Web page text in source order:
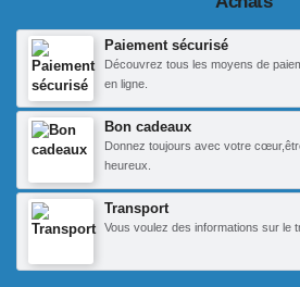
Paiement sécurisé
Découvrez tous les moyens de
en ligne.
Bon cadeaux
Donnez toujours avec votre
heureux.
Transport
Vous voulez des informations sur le